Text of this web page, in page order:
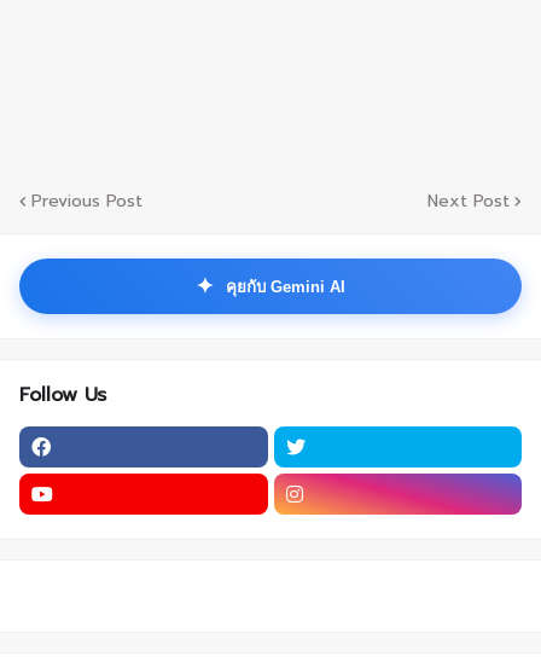
Previous Post Next Post
✦ คุยกับ Gemini AI
Follow Us